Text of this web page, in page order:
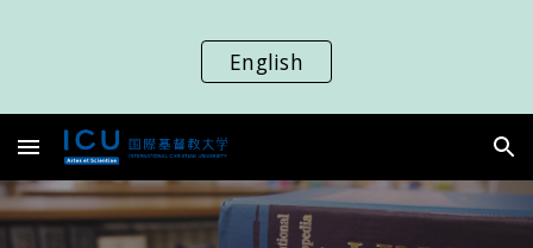
English